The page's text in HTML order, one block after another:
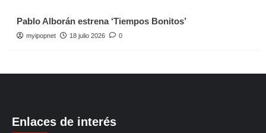
Pablo Alborán estrena ‘Tiempos Bonitos’
myipopnet 18 julio 2026 0
Enlaces de interés